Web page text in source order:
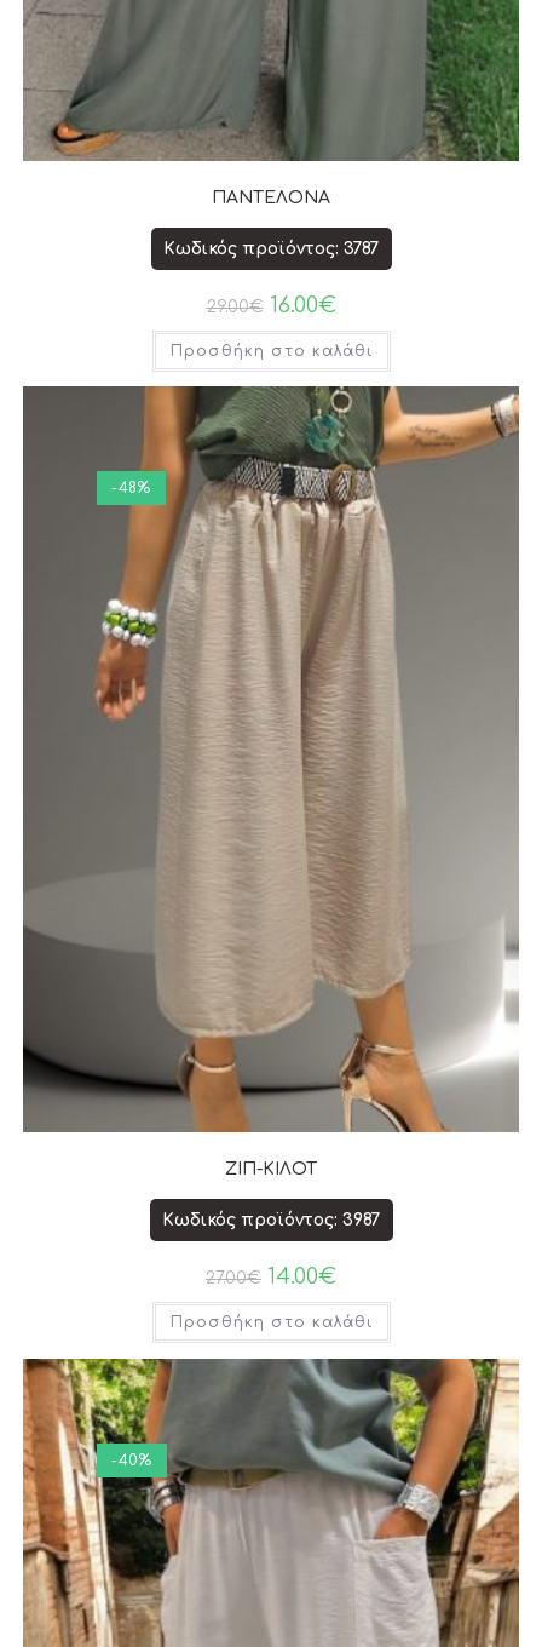
ΠΑΝΤΕΛΟΝΑ
Κωδικός προϊόντος: 3787
29.00€ 16.00€
Προσθήκη στο καλάθι
-48%
ΖΙΠ-ΚΙΛΟΤ
Κωδικός προϊόντος: 3987
27.00€ 14.00€
Προσθήκη στο καλάθι
-40%